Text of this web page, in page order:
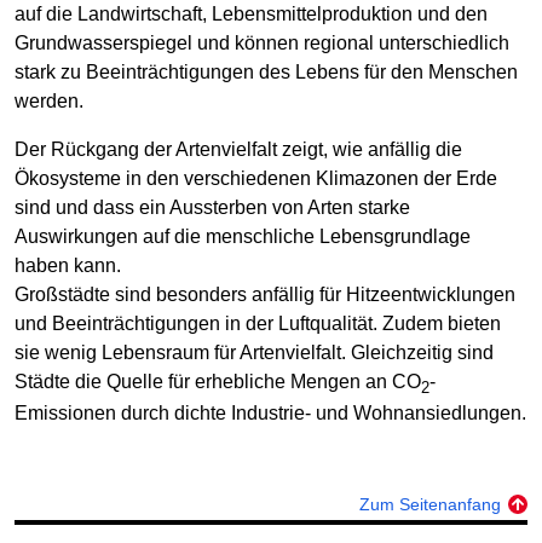
auf die Landwirtschaft, Lebensmittelproduktion und den
Grundwasserspiegel und können regional unterschiedlich
stark zu Beeinträchtigungen des Lebens für den Menschen
werden.
Der Rückgang der Artenvielfalt zeigt, wie anfällig die
Ökosysteme in den verschiedenen Klimazonen der Erde
sind und dass ein Aussterben von Arten starke
Auswirkungen auf die menschliche Lebensgrundlage
haben kann.
Großstädte sind besonders anfällig für Hitzeentwicklungen
und Beeinträchtigungen in der Luftqualität. Zudem bieten
sie wenig Lebensraum für Artenvielfalt. Gleichzeitig sind
Städte die Quelle für erhebliche Mengen an CO2-
Emissionen durch dichte Industrie- und Wohnansiedlungen.
Zum Seitenanfang